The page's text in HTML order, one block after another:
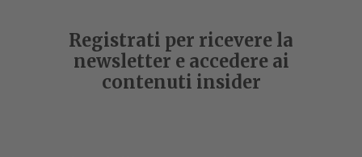
Registrati per ricevere la
newsletter e accedere ai
contenuti insider